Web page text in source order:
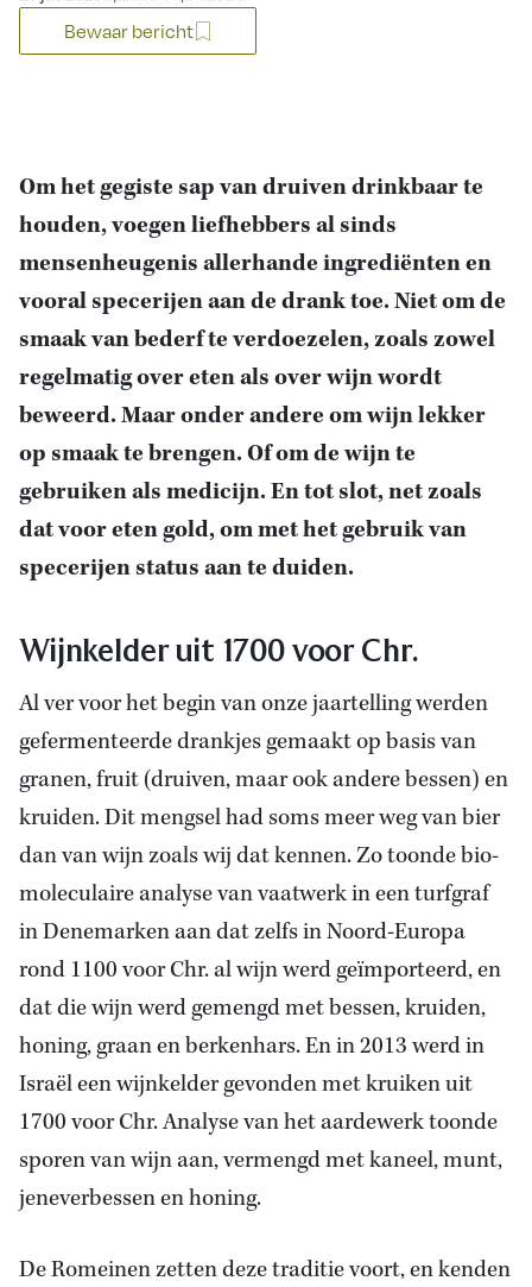
Bewaar bericht
Om het gegiste sap van druiven drinkbaar te
houden, voegen liefhebbers al sinds
mensenheugenis allerhande ingrediënten en
vooral specerijen aan de drank toe. Niet om de
smaak van bederf te verdoezelen, zoals zowel
regelmatig over eten als over wijn wordt
beweerd. Maar onder andere om wijn lekker
op smaak te brengen. Of om de wijn te
gebruiken als medicijn. En tot slot, net zoals
dat voor eten gold, om met het gebruik van
specerijen status aan te duiden.
Wijnkelder uit 1700 voor Chr.
Al ver voor het begin van onze jaartelling werden
gefermenteerde drankjes gemaakt op basis van
granen, fruit (druiven, maar ook andere bessen) en
kruiden. Dit mengsel had soms meer weg van bier
dan van wijn zoals wij dat kennen. Zo toonde bio-
moleculaire analyse van vaatwerk in een turfgraf
in Denemarken aan dat zelfs in Noord-Europa
rond 1100 voor Chr. al wijn werd geïmporteerd, en
dat die wijn werd gemengd met bessen, kruiden,
honing, graan en berkenhars. En in 2013 werd in
Israël een wijnkelder gevonden met kruiken uit
1700 voor Chr. Analyse van het aardewerk toonde
sporen van wijn aan, vermengd met kaneel, munt,
jeneverbessen en honing.
De Romeinen zetten deze traditie voort, en kenden